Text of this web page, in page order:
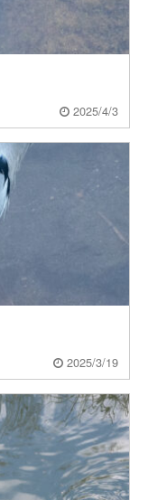
2025/4/3
2025/3/19